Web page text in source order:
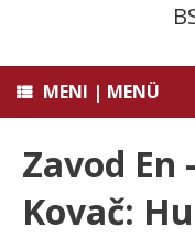
MENI | MENÜ
Zavod
Kovač: